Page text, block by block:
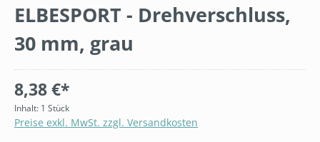
ELBESPORT - Drehverschluss,
30 mm, grau
8,38 €*
Inhalt: 1 Stück
Preise exkl. MwSt. zzgl. Versandkosten